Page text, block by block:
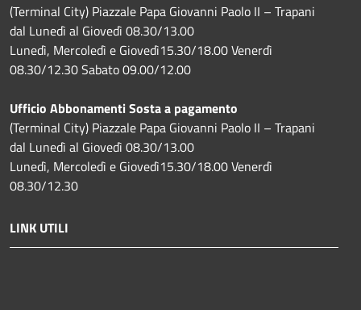
(Terminal City) Piazzale Papa Giovanni Paolo II – Trapani
dal Lunedì al Giovedì 08.30/13.00
Lunedì, Mercoledì e Giovedì15.30/18.00 Venerdì
08.30/12.30 Sabato 09.00/12.00
Ufficio Abbonamenti Sosta a pagamento
(Terminal City) Piazzale Papa Giovanni Paolo II – Trapani
dal Lunedì al Giovedì 08.30/13.00
Lunedì, Mercoledì e Giovedì15.30/18.00 Venerdì
08.30/12.30
LINK UTILI